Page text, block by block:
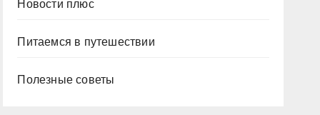
Новости плюс
Питаемся в путешествии
Полезные советы